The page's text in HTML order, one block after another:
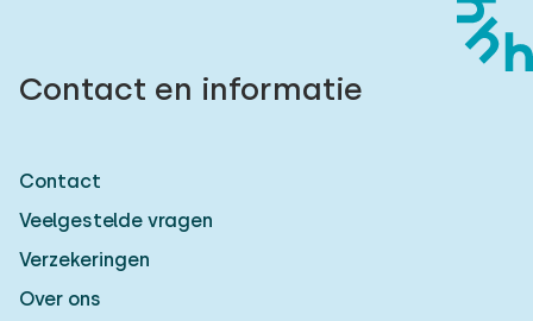
Contact en informatie
Contact
Veelgestelde vragen
Verzekeringen
Over ons